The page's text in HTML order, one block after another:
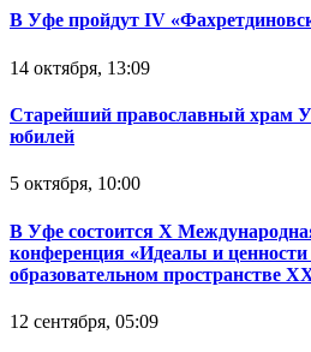
В Уфе пройдут IV
14 октября, 13:09
Старейший православный храм
юбилей
5 октября, 10:00
В Уфе состоится Х
конференция «Идеалы и
образовательном пространстве
12 сентября, 05:09